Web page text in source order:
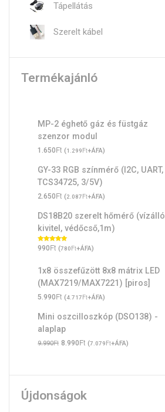
Tápellátás
Szerelt kábel
Termékajánló
MP-2 éghető gáz és füstgáz
szenzor modul
1.650Ft (1.299Ft+ÁFA)
GY-33 RGB színmérő (I2C, UART,
TCS34725, 3/5V)
2.650Ft (2.087Ft+ÁFA)
DS18B20 szerelt hőmérő (vízálló
kivitel, védőcső,1m)
Értékelés:
5.00/ 5
990Ft (780Ft+ÁFA)
1x8 összefűzött 8x8 mátrix LED
(MAX7219/MAX7221) [piros]
5.990Ft (4.717Ft+ÁFA)
Mini oszcilloszkóp (DSO138) -
alaplap
9.990Ft Original
8.990FtCurrent
(7.079Ft+ÁFA)
Újdonságok